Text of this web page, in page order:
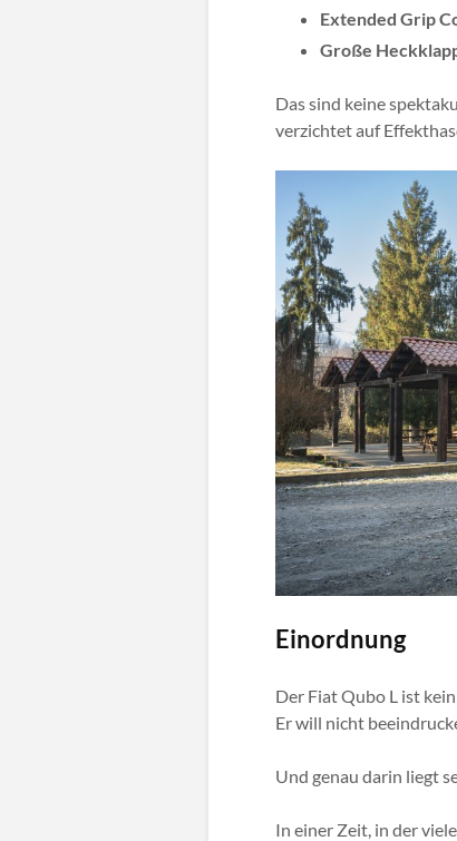
Extended Grip
Große
Das sind keine
verzichtet auf
Einordnung
Der Fiat Qubo L ist
Er will nicht
Und genau darin liegt
In einer Zeit, in der